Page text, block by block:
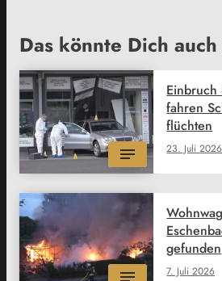
Das könnte Dich
23. Juli 2026
Einbruch
fahren
flüchten
7. Juli 2026
gefunden